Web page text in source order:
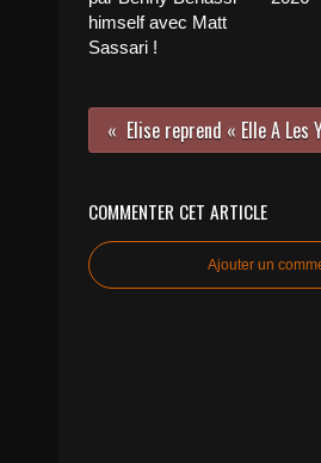
himself avec Matt
Sassari !
COMMENTER CET ARTICLE
Ajouter un